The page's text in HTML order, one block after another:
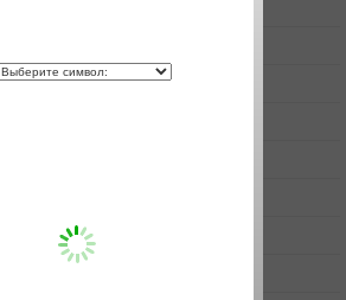
+0.59%
-1.06%